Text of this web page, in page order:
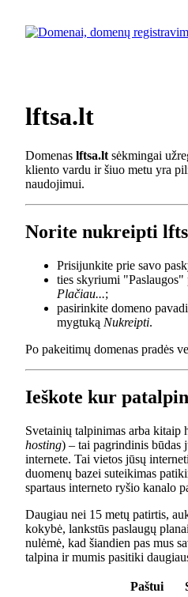
lftsa.lt
Domenas lftsa.lt sėkmingai
kliento vardu ir šiuo metu yra
naudojimui.
Norite nukreipti
Prisijunkite prie savo
ties skyriumi "Paslaugos"
Plačiau...;
pasirinkite domeno
mygtuką Nukreipti.
Po pakeitimų domenas pradės
Ieškote kur
Svetainių talpinimas arba kitaip
hosting) – tai pagrindinis būdas
internete. Tai vietos jūsų
duomenų bazei suteikimas
spartaus interneto ryšio kanalo
Daugiau nei 15 metų patirtis,
kokybė, lankstūs paslaugų
nulėmė, kad šiandien pas mus
talpina ir mumis pasitiki
Paštui